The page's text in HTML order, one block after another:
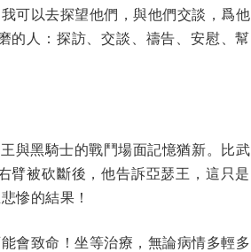
可以去探望他們，與他們交談，爲他
的人：探訪、交談、禱告、安慰、幫
與黑騎士的戰鬥場面記憶猶新。比武
臂被砍斷後，他告訴亞瑟王，這只是
慘的結果！
會致命！坐等治療，無論病情多輕多